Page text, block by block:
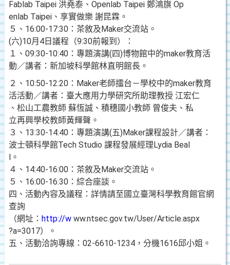
Fablab Taipei 洪堯泰、Openlab Taipei 鄭鴻旗 Op
enlab Taipei、享實做樂 謝昆霖。
５、16:00-17:30：茶敘及Maker交流站。
(六)10月4日議程（9:30前報到）：
１、09:30-10:40：專題演講(四)博物館中的maker教育活
動／講者：新加坡科學館林直明館長。
２、10:50-12:20：Maker老師擂台－學校中的maker教育
活活動／講者：臺大應用力學研究所助理教授 江宏仁
、松山工農教師 蘇恆誠、積穗國小教師 曾俊夫、私
立再興學校教師黃輝聲。
３、13:30-14:40：專題演講(五)Maker課程設計／講者：
波士頓科學館Tech Studio 課程發展經理Lydia Beal
l。
４、14:40-16:00：茶敘及Maker交流站。
５、16:00-16:30：綜合座談。
四、活動內容及議程：詳情請至國立臺灣科學教育館官網
查詢
（網址： http://w ww.ntsec.gov.tw/User/Article.aspx
?a=3017）。
五、活動洽詢專線：02-6610-1234，分機1616邱小姐。